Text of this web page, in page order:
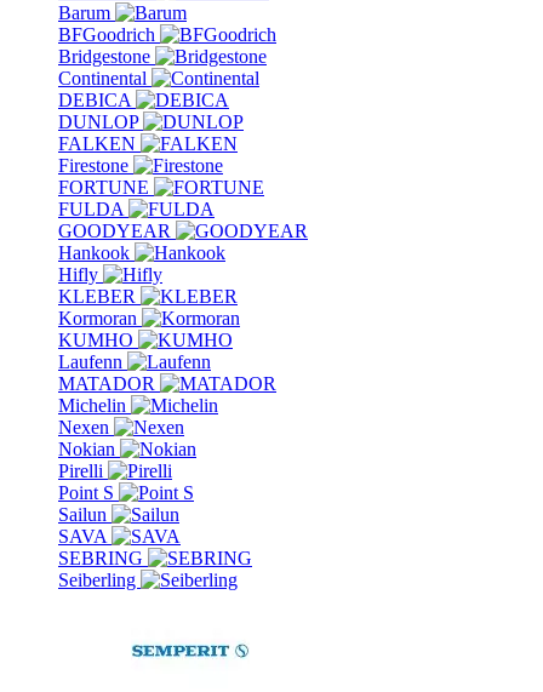
Barum
BFGoodrich
Bridgestone
Continental
DEBICA
DUNLOP
FALKEN
Firestone
FORTUNE
FULDA
GOODYEAR
Hankook
Hifly
KLEBER
Kormoran
KUMHO
Laufenn
MATADOR
Michelin
Nexen
Nokian
Pirelli
Point S
Sailun
SAVA
SEBRING
Seiberling